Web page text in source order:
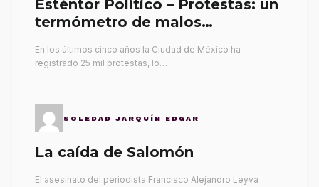
Esténtor Político – Protestas: un
termómetro de malos
En los últimos cinco años la Ciudad de México ha
registrado 25 mil protestas, lo…
SOLEDAD JARQUÍN EDGAR
La caída de Salomón
El asesinato del periodista Francisco Alejandro Leyva